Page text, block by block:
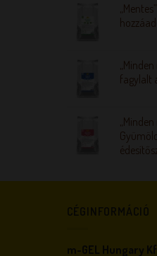
fagylalt
CÉGINFORMÁCIÓ
m-GEL Hungary